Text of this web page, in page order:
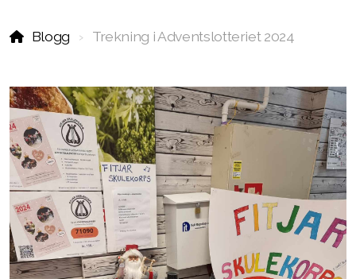
Blogg Trekning i Adventslotteriet 2024